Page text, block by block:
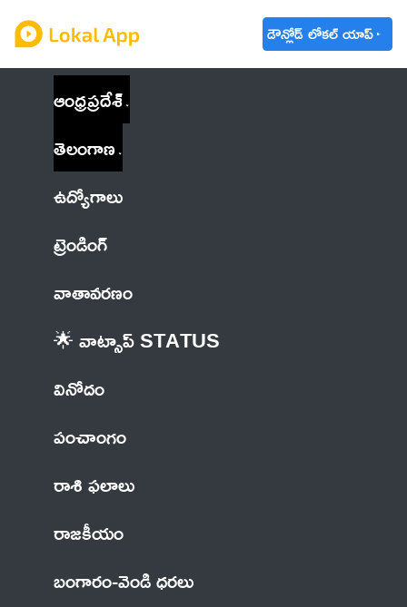
డౌన్లోడ్ లోకల్ యాప్
ఆంధ్రప్రదేశ్
తెలంగాణ
ఉద్యోగాలు
ట్రెండింగ్
వాతావరణం
🌟 వాట్సాప్ STATUS
వినోదం
పంచాంగం
రాశి ఫలాలు
రాజకీయం
బంగారం-వెండి ధరలు